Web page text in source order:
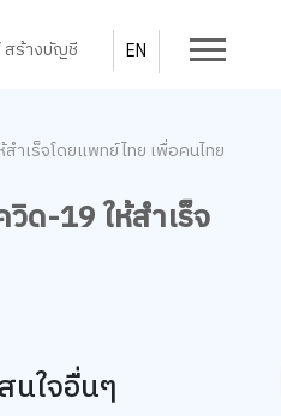
สร้างบัญชี EN
ำเร็จโดยแพทย์ไทย เพื่อคนไทย
ด-19 ให้สำเร็จ
นใจอื่นๆ